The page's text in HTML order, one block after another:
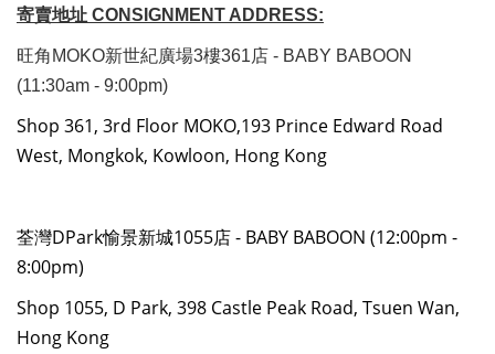
寄賣地址 CONSIGNMENT ADDRESS:
旺角MOKO新世紀廣場3樓361店 - BABY BABOON
(11:30am - 9:00pm)
Shop 361, 3rd Floor MOKO,193 Prince Edward Road
West, Mongkok, Kowloon, Hong Kong
荃灣DPark愉景新城1055店 - BABY BABOON (12:00pm -
8:00pm)
Shop 1055, D Park, 398 Castle Peak Road, Tsuen Wan,
Hong Kong